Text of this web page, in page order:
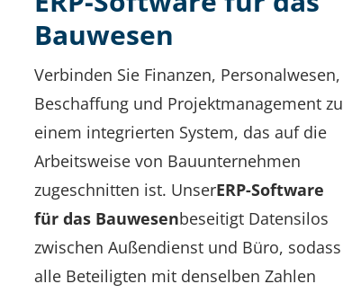
Bauwesen
Verbinden Sie Finanzen, Personalwesen,
Beschaffung und Projektmanagement zu
einem integrierten System, das auf die
Arbeitsweise von Bauunternehmen
zugeschnitten ist. UnserERP-Software
für das Bauwesenbeseitigt Datensilos
zwischen Außendienst und Büro, sodass
alle Beteiligten mit denselben Zahlen